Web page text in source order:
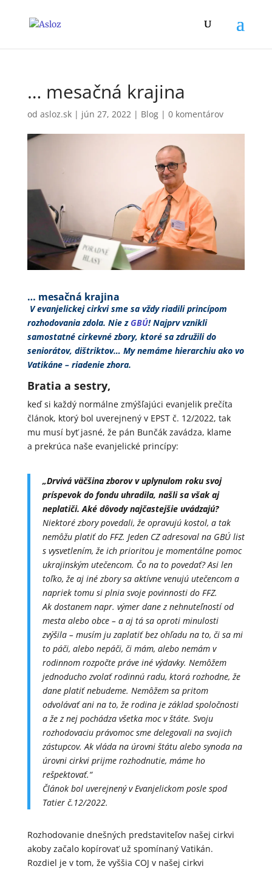
… mesačná krajina
od asloz.sk| jún 27, 2022| Blog| 0 komentárov
… mesačná krajina
V evanjelickej cirkvi sme sa vždy riadili princípom
rozhodovania zdola. Nie z GBÚ! Najprv vznikli
samostatné cirkevné zbory, ktoré sa združili do
seniorátov, dištriktov… My nemáme hierarchiu ako vo
Vatikáne –riadenie zhora.
Bratia a sestry,
keď si každý normálne zmýšľajúci evanjelik prečíta
článok, ktorý bol uverejnený v EPST č. 12/2022, tak
mu musí byť jasné, že pán Bunčák zavádza, klame
a prekrúca naše evanjelické princípy:
„Drvivá väčšina zborov v uplynulom roku svoj
príspevok do fondu uhradila, našli sa však aj
neplatiči. Aké dôvody najčastejšie uvádzajú?
Niektoré zbory povedali,že opravujú kostol, a tak
nemôžu platiť do FFZ. Jeden CZ adresoval na GBÚ list
s vysvetlením,že ich prioritou je momentálne pomoc
ukrajinským utečencom. Čo na to povedať? Asi len
toľko, že aj iné zbory sa aktívne venujú utečencom a
napriek tomu si plnia svoje povinnosti do FFZ.
Ak dostanem napr. výmer dane z nehnuteľností od
mesta alebo obce – a aj tá sa oproti minulosti
zvýšila – musím ju zaplatiť bez ohľadu na to, či sa mi
to páči, alebo nepáči, či mám, alebo nemám v
rodinnom rozpočte práve iné výdavky. Nemôžem
jednoducho zvolať rodinnú radu, ktorá rozhodne,že
dane platiť nebudeme. Nemôžem sa pritom
odvolávať ani na to, že rodina je základ spoločnosti
a že z nej pochádza všetka moc v štáte. Svoju
rozhodovaciu právomoc sme delegovali na svojich
zástupcov. Ak vláda na úrovni štátu alebo synoda na
úrovni cirkvi prijme rozhodnutie, máme ho
rešpektovať.“
Článok bol uverejnený v Evanjelickom posle spod
Tatier č.12/2022.
Rozhodovanie dnešných predstaviteľov našej cirkvi
akoby začalo kopírovať už spomínaný Vatikán.
Rozdiel je v tom, že vyššia COJ v našej cirkvi